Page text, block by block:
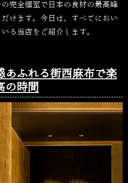
完全個室で日本の食材の最高峰
だけます。今日は、すべてにおい
る当店をご紹介します。
あふれる街西麻布で楽
の時間